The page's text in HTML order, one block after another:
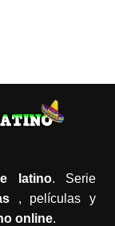
latino. Serie
, películas y
online.